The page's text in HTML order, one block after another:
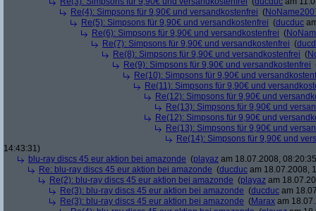
Re(4): Simpsons für 9,90€ und versandkostenfrei (
Re(5): Simpsons für 9,90€ und versandkostenfrei (ducduc
Re(6): Simpsons für 9,90€ und versandkostenfrei (
Re(7): Simpsons für 9,90€ und versandkostenfrei (
Re(8): Simpsons für 9,90€ und versandkostenfrei (
Re(9): Simpsons für 9,90€ und versandkostenfrei
Re(10): Simpsons für 9,90€ und
Re(11): Simpsons für 9,90€ und
Re(12): Simpsons für 9,90€ und
Re(13): Simpsons für 9,90€ und
Re(12): Simpsons für 9,90€ und
Re(13): Simpsons für 9,90€ und
Re(14): Simpsons für 9,90€ und
14:43:31)
blu-ray discs 45 eur aktion bei amazonde (playaz am 18.07.2008,
Re: blu-ray discs 45 eur aktion bei amazonde (ducduc am 18.07.2008,
Re(2): blu-ray discs 45 eur aktion bei amazonde (playaz am
Re(3): blu-ray discs 45 eur aktion bei amazonde (ducduc am
Re(3): blu-ray discs 45 eur aktion bei amazonde (Marax am